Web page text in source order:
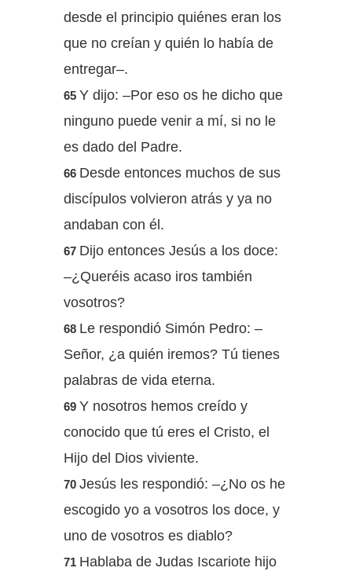
desde el principio quiénes eran los
que no creían y quién lo había de
entregar–.
65 Y dijo: –Por eso os he dicho que
ninguno puede venir a mí, si no le
es dado del Padre.
66 Desde entonces muchos de sus
discípulos volvieron atrás y ya no
andaban con él.
67 Dijo entonces Jesús a los doce:
–¿Queréis acaso iros también
vosotros?
68 Le respondió Simón Pedro: –
Señor, ¿a quién iremos? Tú tienes
palabras de vida eterna.
69 Y nosotros hemos creído y
conocido que tú eres el Cristo, el
Hijo del Dios viviente.
70 Jesús les respondió: –¿No os he
escogido yo a vosotros los doce, y
uno de vosotros es diablo?
71 Hablaba de Judas Iscariote hijo